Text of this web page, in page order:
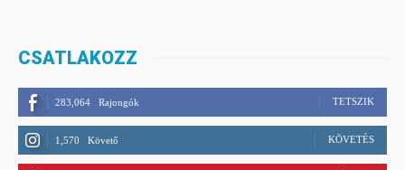
CSATLAKOZZ
283,064 Rajongók TETSZIK
1,570 Követő KÖVETÉS